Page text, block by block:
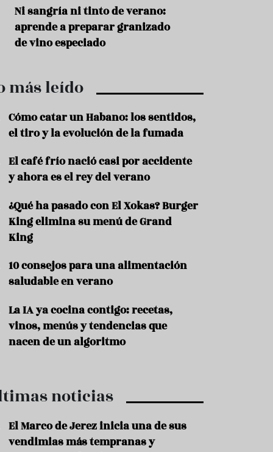
t
o
m
R
e
S
u
d
o
d
Ni sangría ni tinto de verano:
aprende a preparar granizado
de vino especiado
más leído
Cómo catar un Habano: los sentidos,
el tiro y la evolución de la fumada
El café frío nació casi por accidente
y ahora es el rey del verano
¿Qué ha pasado con El Xokas? Burger
King elimina su menú de Grand
King
10 consejos para una alimentación
saludable en verano
La IA ya cocina contigo: recetas,
vinos, menús y tendencias que
nacen de un algoritmo
noticias
El Marco de Jerez inicia una de sus
vendimias más tempranas y